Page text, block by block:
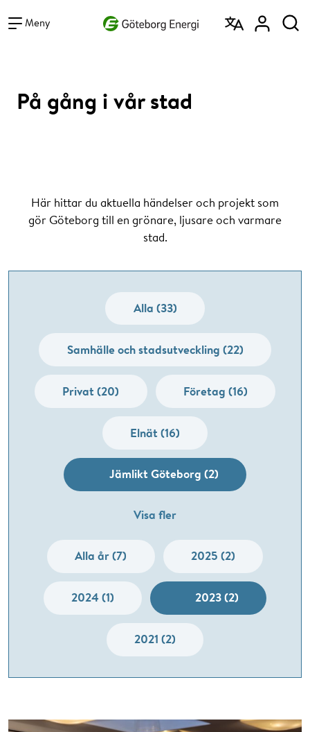
Meny
På gång i vår stad
Här hittar du aktuella händelser och projekt som
gör Göteborg till en grönare, ljusare och varmare
stad.
Alla (33)
Samhälle och stadsutveckling (22)
Privat (20) Företag (16)
Elnät (16)
Jämlikt Göteborg (2)
Visa fler
Alla år (7) 2025 (2)
2024 (1) 2023 (2)
2021 (2)